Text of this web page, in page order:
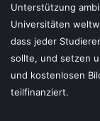
Unterstützung
Universitäten
dass jeder
sollte, und setzen
und kostenlosen
teilfinanziert.